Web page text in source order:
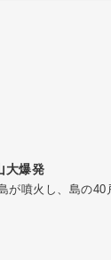
大爆発
が噴火し、島の40